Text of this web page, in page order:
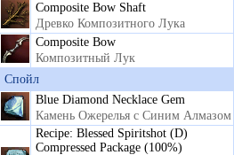
Composite Bow Shaft
Древко Композитного Лука
Composite Bow
Композитный Лук
Спойл
Blue Diamond Necklace Gem
Камень Ожерелья с Синим Алмазом
Recipe: Blessed Spiritshot (D)
Compressed Package (100%)